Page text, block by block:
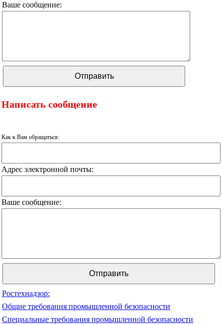
Ваше сообщение:
Написать сообщение
Как к Вам обращаться:
Адрес электронной почты:
Ваше сообщение:
Ростехнадзор:
Общие требования промышленной безопасности
Специальные требования промышленной безопасности